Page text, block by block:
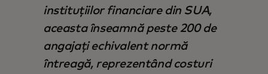
instituțiilor financiare din SUA,
aceasta înseamnă peste 200 de
angajați echivalent normă
întreagă, reprezentând costuri